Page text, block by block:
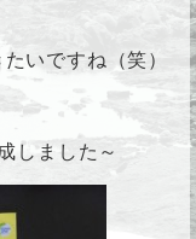
いですね （笑）
しました～